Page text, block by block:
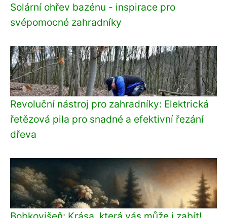
Solární ohřev bazénu - inspirace pro
svépomocné zahradníky
Revoluční nástroj pro zahradníky: Elektrická
řetězová pila pro snadné a efektivní řezání
dřeva